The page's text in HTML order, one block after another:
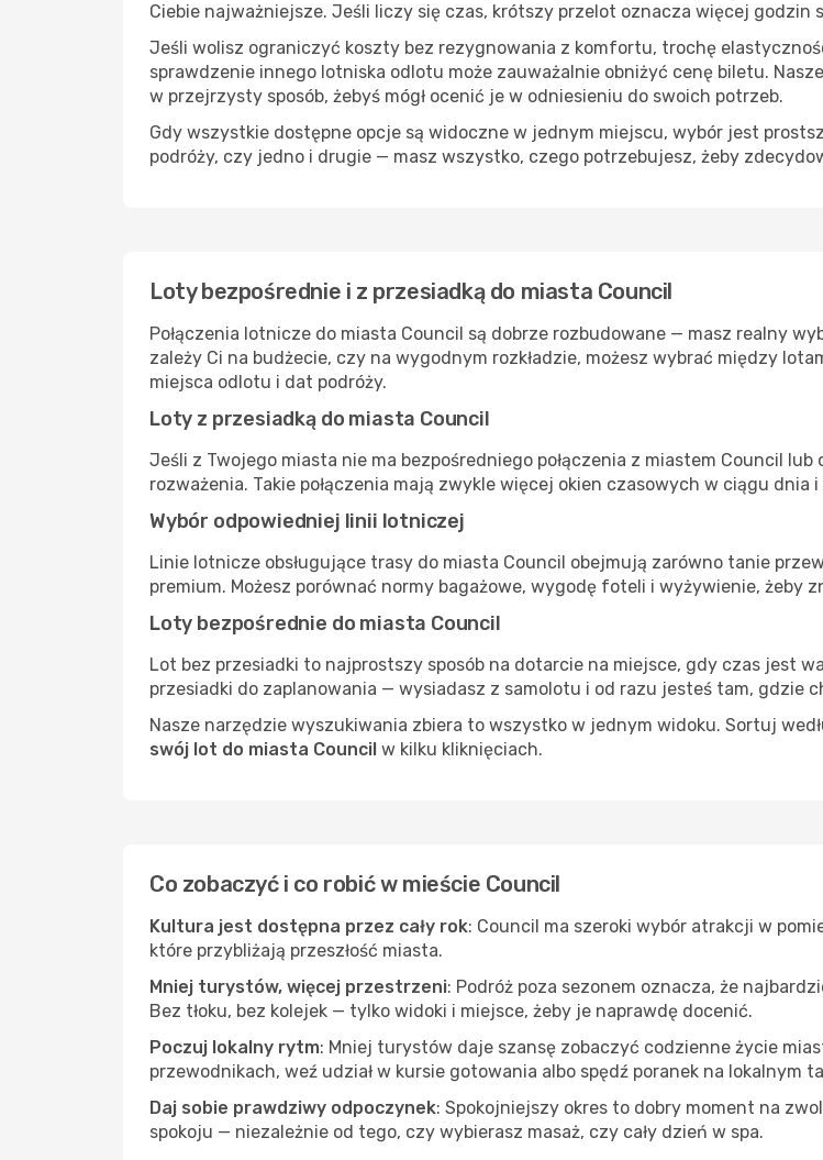
Ciebie najważniejsze. Jeśli liczy się czas, krótszy przelot oznacza więcej godzin
Jeśli wolisz ograniczyć koszty bez rezygnowania z komfortu, trochę
sprawdzenie innego lotniska odlotu może zauważalnie obniżyć cenę biletu.
w przejrzysty sposób, żebyś mógł ocenić je w odniesieniu do swoich potrzeb.
Gdy wszystkie dostępne opcje są widoczne w jednym miejscu, wybór jest
podróży, czy jedno i drugie — masz wszystko, czego potrzebujesz, żeby
Loty bezpośrednie i z przesiadką do miasta Council
Połączenia lotnicze do miasta Council są dobrze rozbudowane — masz realny
zależy Ci na budżecie, czy na wygodnym rozkładzie, możesz wybrać między
miejsca odlotu i dat podróży.
Loty z przesiadką do miasta Council
Jeśli z Twojego miasta nie ma bezpośredniego połączenia z miastem Council
rozważenia. Takie połączenia mają zwykle więcej okien czasowych w ciągu dnia
Wybór odpowiedniej linii lotniczej
Linie lotnicze obsługujące trasy do miasta Council obejmują zarówno tanie
premium. Możesz porównać normy bagażowe, wygodę foteli i wyżywienie, żeby
Loty bezpośrednie do miasta Council
Lot bez przesiadki to najprostszy sposób na dotarcie na miejsce, gdy czas jest
przesiadki do zaplanowania — wysiadasz z samolotu i od razu jesteś tam, gdzie
Nasze narzędzie wyszukiwania zbiera to wszystko w jednym widoku. Sortuj
swój lot do miasta Council w kilku kliknięciach.
Co zobaczyć i co robić w mieście Council
Kultura jest dostępna przez cały rok: Council ma szeroki wybór atrakcji w
które przybliżają przeszłość miasta.
Mniej turystów, więcej przestrzeni: Podróż poza sezonem oznacza, że
Bez tłoku, bez kolejek — tylko widoki i miejsce, żeby je naprawdę docenić.
Poczuj lokalny rytm: Mniej turystów daje szansę zobaczyć codzienne życie
przewodnikach, weź udział w kursie gotowania albo spędź poranek na lokalnym
Daj sobie prawdziwy odpoczynek: Spokojniejszy okres to dobry moment na
spokoju — niezależnie od tego, czy wybierasz masaż, czy cały dzień w spa.